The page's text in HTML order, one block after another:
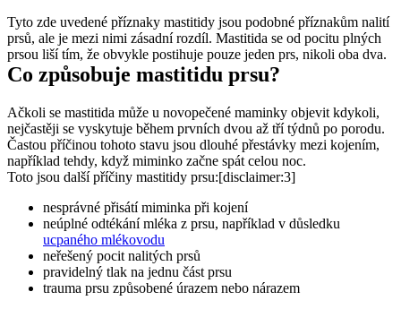
Tyto zde uvedené příznaky mastitidy jsou podobné příznakům nalití
prsů, ale je mezi nimi zásadní rozdíl. Mastitida se od pocitu plných
prsou liší tím, že obvykle postihuje pouze jeden prs, nikoli oba dva.
Co způsobuje mastitidu prsu?
Ačkoli se mastitida může u novopečené maminky objevit kdykoli,
nejčastěji se vyskytuje během prvních dvou až tří týdnů po porodu.
Častou příčinou tohoto stavu jsou dlouhé přestávky mezi kojením,
například tehdy, když miminko začne spát celou noc.
Toto jsou další příčiny mastitidy prsu:[disclaimer:3]
nesprávné přisátí miminka při kojení
ucpaného mlékovodu
neřešený pocit nalitých prsů
pravidelný tlak na jednu část prsu
trauma prsu způsobené úrazem nebo nárazem